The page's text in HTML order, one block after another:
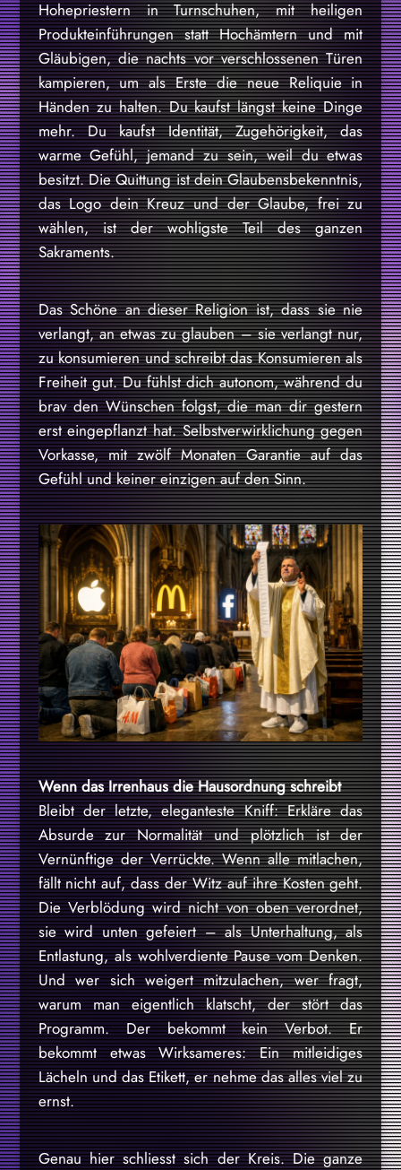
Hohepriestern in Turnschuhen, mit heiligen
Produkteinführungen statt Hochämtern und mit
Gläubigen, die nachts vor verschlossenen Türen
kampieren, um als Erste die neue Reliquie in
Händen zu halten. Du kaufst längst keine Dinge
mehr. Du kaufst Identität, Zugehörigkeit, das
warme Gefühl, jemand zu sein, weil du etwas
besitzt. Die Quittung ist dein Glaubensbekenntnis,
das Logo dein Kreuz und der Glaube, frei zu
wählen, ist der wohligste Teil des ganzen
Sakraments.
Das Schöne an dieser Religion ist, dass sie nie
verlangt, an etwas zu glauben – sie verlangt nur,
zu konsumieren und schreibt das Konsumieren als
Freiheit gut. Du fühlst dich autonom, während du
brav den Wünschen folgst, die man dir gestern
erst eingepflanzt hat. Selbstverwirklichung gegen
Vorkasse, mit zwölf Monaten Garantie auf das
Gefühl und keiner einzigen auf den Sinn.
Wenn das Irrenhaus die Hausordnung schreibt
Bleibt der letzte, eleganteste Kniff: Erkläre das
Absurde zur Normalität und plötzlich ist der
Vernünftige der Verrückte. Wenn alle mitlachen,
fällt nicht auf, dass der Witz auf ihre Kosten geht.
Die Verblödung wird nicht von oben verordnet,
sie wird unten gefeiert – als Unterhaltung, als
Entlastung, als wohlverdiente Pause vom Denken.
Und wer sich weigert mitzulachen, wer fragt,
warum man eigentlich klatscht, der stört das
Programm. Der bekommt kein Verbot. Er
bekommt etwas Wirksameres: Ein mitleidiges
Lächeln und das Etikett, er nehme das alles viel zu
ernst.
Genau hier schliesst sich der Kreis. Die ganze